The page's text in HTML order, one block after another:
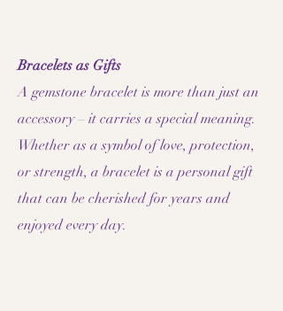
Bracelets as Gifts
A gemstone bracelet is more than just an
accessory – it carries a special meaning.
Whether as a symbol of love, protection,
or strength, a bracelet is a personal gift
that can be cherished for years and
enjoyed every day.